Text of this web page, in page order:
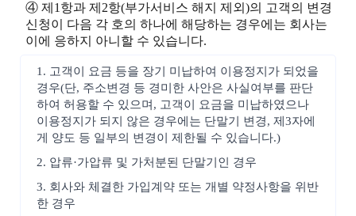
④ 제1항과 제2항(부가서비스 해지 제외)의 고객의 변경
신청이 다음 각 호의 하나에 해당하는 경우에는 회사는
이에 응하지 아니할 수 있습니다.
1. 고객이 요금 등을 장기 미납하여 이용정지가 되었을
경우(단, 주소변경 등 경미한 사안은 사실여부를 판단
하여 허용할 수 있으며, 고객이 요금을 미납하였으나
이용정지가 되지 않은 경우에는 단말기 변경, 제3자에
게 양도 등 일부의 변경이 제한될 수 있습니다.)
2. 압류·가압류 및 가처분된 단말기인 경우
3. 회사와 체결한 가입계약 또는 개별 약정사항을 위반
한 경우